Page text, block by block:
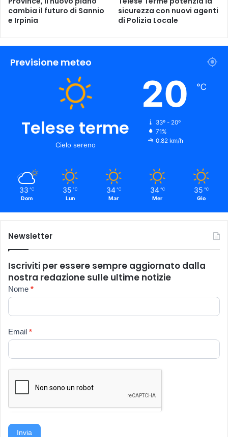
cambia il futuro di Sannio
e Irpinia
sicurezza con nuovi agenti
di Polizia Locale
Previsione meteo
Telese terme
Cielo sereno
20 ℃
33º - 20º
71%
0.82 km/h
33 ℃
Dom
35 ℃
Lun
34 ℃
Mar
34 ℃
Mer
35 ℃
Gio
Newsletter
Iscriviti per essere sempre aggiornato dalla
nostra redazione sulle ultime notizie
Newsletter
Nome *
Email *
Invia